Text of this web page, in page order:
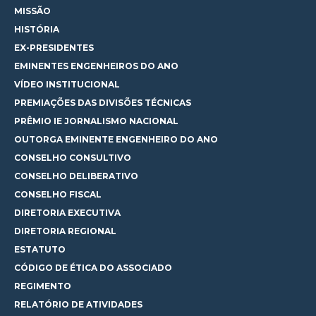
MISSÃO
HISTÓRIA
EX-PRESIDENTES
EMINENTES ENGENHEIROS DO ANO
VÍDEO INSTITUCIONAL
PREMIAÇÕES DAS DIVISÕES TÉCNICAS
PRÊMIO IE JORNALISMO NACIONAL
OUTORGA EMINENTE ENGENHEIRO DO ANO
CONSELHO CONSULTIVO
CONSELHO DELIBERATIVO
CONSELHO FISCAL
DIRETORIA EXECUTIVA
DIRETORIA REGIONAL
ESTATUTO
CÓDIGO DE ÉTICA DO ASSOCIADO
REGIMENTO
RELATÓRIO DE ATIVIDADES